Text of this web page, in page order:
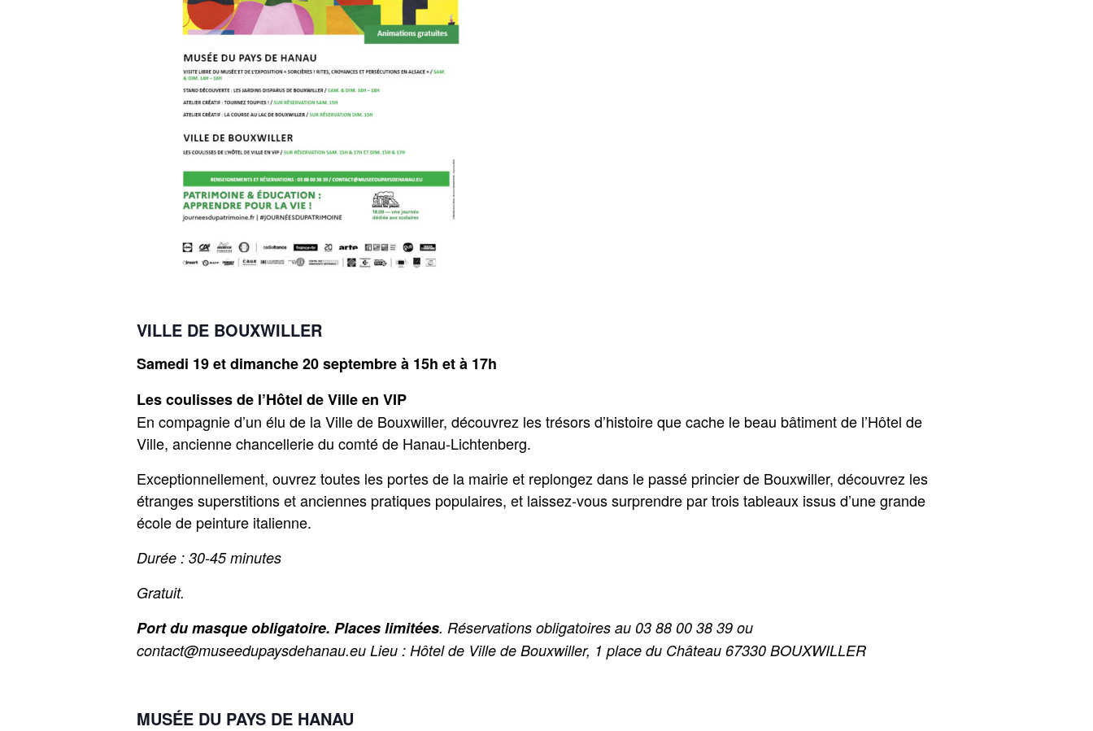
VILLE DE BOUXWILLER
Samedi 19 et dimanche 20 septembre à 15h et à 17h
Les coulisses de l’Hôtel de Ville en VIP
En compagnie d’un élu de la Ville de Bouxwiller, découvrez les trésors d’histoire que cache le beau bâtiment de l’Hôtel de
Ville, ancienne chancellerie du comté de Hanau-Lichtenberg.
Exceptionnellement, ouvrez toutes les portes de la mairie et replongez dans le passé princier de Bouxwiller, découvrez les
étranges superstitions et anciennes pratiques populaires, et laissez-vous surprendre par trois tableaux issus d’une grande
école de peinture italienne.
Durée : 30-45 minutes
Gratuit.
Port du masque obligatoire. Places limitées. Réservations obligatoires au 03 88 00 38 39 ou
contact@museedupaysdehanau.eu Lieu : Hôtel de Ville de Bouxwiller, 1 place du Château 67330 BOUXWILLER
MUSÉE DU PAYS DE HANAU